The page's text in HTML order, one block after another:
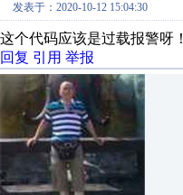
发表于：2020-10-12 15:04:30
这个代码应该是过载报警呀！
回复 引用 举报